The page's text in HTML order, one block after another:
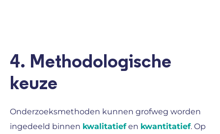
4. Methodologische
keuze
Onderzoeksmethoden kunnen grofweg worden
ingedeeld binnen kwalitatiefen kwantitatief. Op